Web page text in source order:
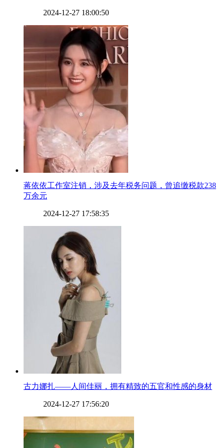
2024-12-27 18:00:50
​蒋依依工作室注销，涉及去年税务问题，曾追缴税款238
万余元
2024-12-27 17:58:35
​古力娜扎——人间佳丽，拥有精致的五官和性感的身材
2024-12-27 17:56:20